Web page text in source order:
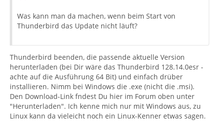
Was kann man da machen, wenn beim Start von
Thunderbird das Update nicht läuft?
Thunderbird beenden, die passende aktuelle Version
herunterladen (bei Dir wäre das Thunderbird 128.14.0esr -
achte auf die Ausführung 64 Bit) und einfach drüber
installieren. Nimm bei Windows die .exe (nicht die .msi).
Den Download-Link fndest Du hier im Forum oben unter
"Herunterladen". Ich kenne mich nur mit Windows aus, zu
Linux kann da vieleicht noch ein Linux-Kenner etwas sagen.